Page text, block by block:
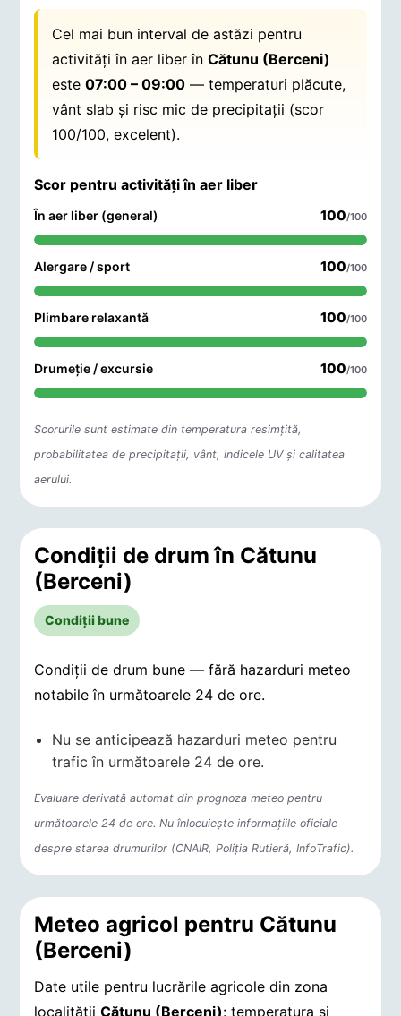
Cel mai bun interval de astăzi pentru
activități în aer liber înCătunu (Berceni)
este07:00 – 09:00 — temperaturi plăcute,
vânt slab și risc mic de precipitații (scor
100/100, excelent).
Scor pentru activități în aer liber
În aer liber (general) 100/100
Alergare / sport 100/100
Plimbare relaxantă 100/100
Drumeție / excursie 100/100
Scorurile sunt estimate din temperatura resimțită,
probabilitatea de precipitații, vânt, indicele UV și calitatea
aerului.
Condiții de drum în Cătunu
(Berceni)
Condiții bune
Condiții de drum bune — fără hazarduri meteo
notabile în următoarele 24 de ore.
Nu se anticipează hazarduri meteo pentru
trafic în următoarele 24 de ore.
Evaluare derivată automat din prognoza meteo pentru
următoarele 24 de ore. Nu înlocuiește informațiile oficiale
despre starea drumurilor (CNAIR, Poliția Rutieră, InfoTrafic).
Meteo agricol pentru Cătunu
(Berceni)
Date utile pentru lucrările agricole din zona
localitățiiCătunu (Berceni): temperatura și